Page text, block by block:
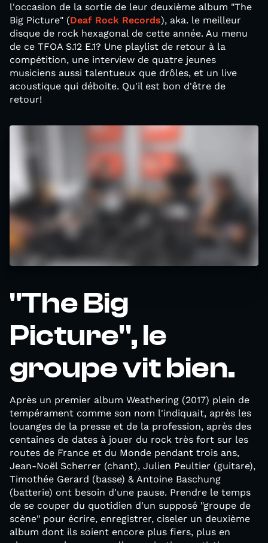
l'occasion de la sortie de leur deuxième album "The
Big Picture" (Deaf Rock Records), aka. le meilleur
disque de rock hexagonal de cette année. Au menu
de ce TFOA S.12 E.1? Une playlist de retour à la
compétition, une interview de quatre jeunes
musiciens aussi talentueux que drôles, et un live
acoustique qui déboite. Qu'il est bon d'être de
retour!
"The Big
Picture", le
groupe vit bien.
Après un premier album Weathering (2017) plein de
tempérament comme son nom l'indiquait, après les
louanges de la presse et de la profession, après des
centaines de dates à jouer du rock très fort sur les
routes de France et du Monde pendant trois ans,
Jean-Noël Scherrer (chant), Julien Peultier (guitare),
Timothée Gerard (basse) & Antoine Baschung
(batterie) ont besoin d'une pause. Prendre le temps
de se couper du quotidien d'un supposé "groupe de
scène" pour écrire, enregistrer, ciseler un deuxième
album dont ils soient encore plus fiers, plus en